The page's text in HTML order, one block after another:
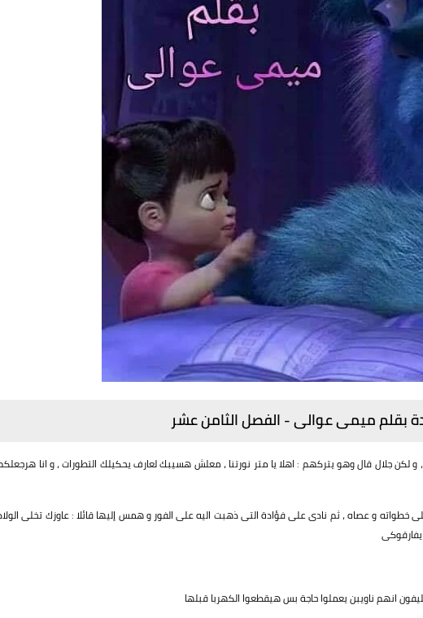
بقلم ميمى عوالى - الفصل الثامن عشر
و لكن جلال قال وهو يتركهم : اهلا يا متر نورتنا ، معلش هسيبك لعارف يحكيلك التطورات ، و انا
و عصاه ، ثم نادى على فؤادة التى ذهبت اليه على الفور و همس إليها قائلا : عاوزك تخلى
انهم ناويبن يعملوا حاجة بس هيقطعوا الكهربا قبلها